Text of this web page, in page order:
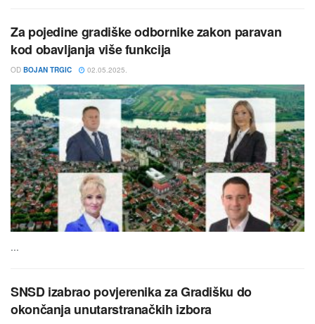
Za pojedine gradiške odbornike zakon paravan
kod obavljanja više funkcija
OD BOJAN TRGIC 02.05.2025.
...
SNSD izabrao povjerenika za Gradišku do
okončanja unutarstranačkih izbora